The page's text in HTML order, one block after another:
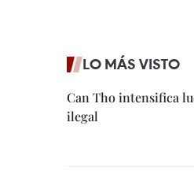
LO MÁS VISTO
Can Tho intensifica
ilegal